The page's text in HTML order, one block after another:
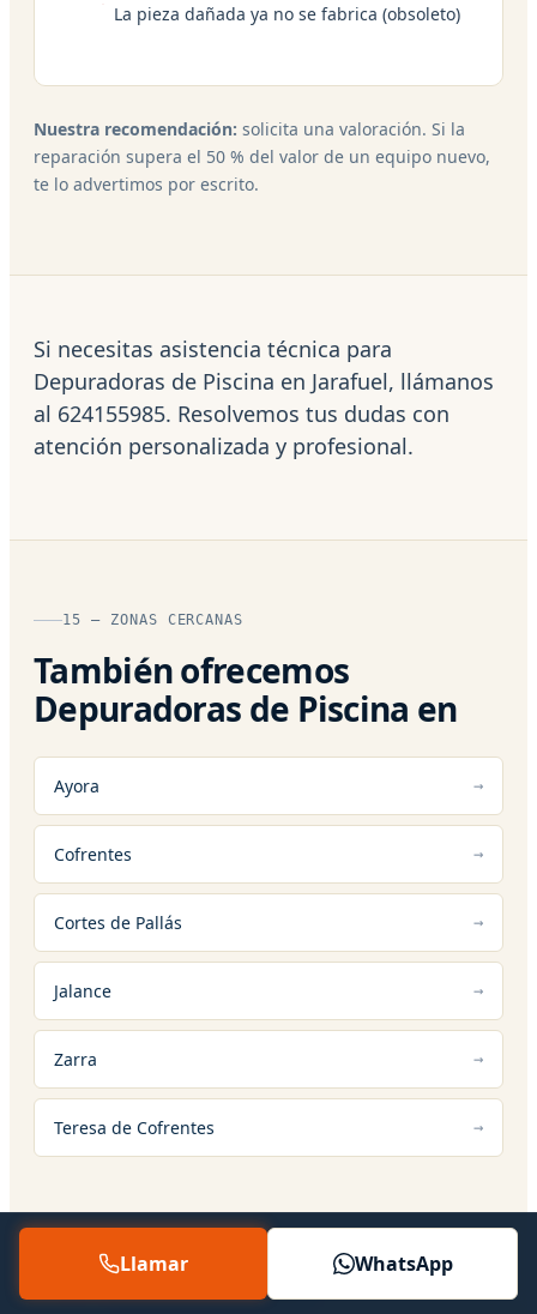
La pieza dañada ya no se fabrica (obsoleto)
Nuestra recomendación: solicita una valoración. Si la
reparación supera el 50 % del valor de un equipo nuevo,
te lo advertimos por escrito.
Si necesitas asistencia técnica para
Depuradoras de Piscina en Jarafuel, llámanos
al 624155985. Resolvemos tus dudas con
atención personalizada y profesional.
15 — ZONAS CERCANAS
También ofrecemos
Depuradoras de Piscina en
Ayora
Cofrentes
Cortes de Pallás
Jalance
Zarra
Teresa de Cofrentes
12 — SERVICIOS RELACIONADOS
Llamar WhatsApp